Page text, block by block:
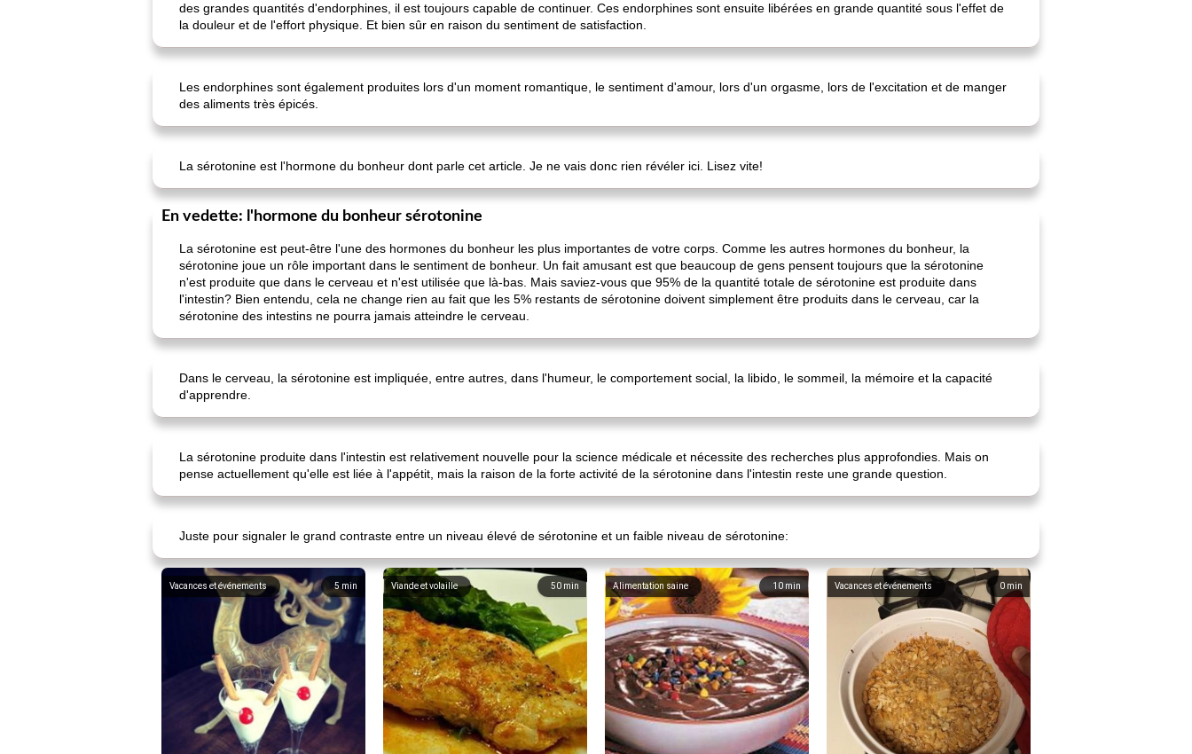
des grandes quantités d'endorphines, il est toujours capable de continuer. Ces endorphines sont ensuite libérées en grande quantité sous l'effet de
la douleur et de l'effort physique. Et bien sûr en raison du sentiment de satisfaction.
Les endorphines sont également produites lors d'un moment romantique, le sentiment d'amour, lors d'un orgasme, lors de l'excitation et de manger
des aliments très épicés.
La sérotonine est l'hormone du bonheur dont parle cet article. Je ne vais donc rien révéler ici. Lisez vite!
En vedette: l'hormone du bonheur sérotonine
La sérotonine est peut-être l'une des hormones du bonheur les plus importantes de votre corps. Comme les autres hormones du bonheur, la
sérotonine joue un rôle important dans le sentiment de bonheur. Un fait amusant est que beaucoup de gens pensent toujours que la sérotonine
n'est produite que dans le cerveau et n'est utilisée que là-bas. Mais saviez-vous que 95% de la quantité totale de sérotonine est produite dans
l'intestin? Bien entendu, cela ne change rien au fait que les 5% restants de sérotonine doivent simplement être produits dans le cerveau, car la
sérotonine des intestins ne pourra jamais atteindre le cerveau.
Dans le cerveau, la sérotonine est impliquée, entre autres, dans l'humeur, le comportement social, la libido, le sommeil, la mémoire et la capacité
d'apprendre.
La sérotonine produite dans l'intestin est relativement nouvelle pour la science médicale et nécessite des recherches plus approfondies. Mais on
pense actuellement qu'elle est liée à l'appétit, mais la raison de la forte activité de la sérotonine dans l'intestin reste une grande question.
Juste pour signaler le grand contraste entre un niveau élevé de sérotonine et un faible niveau de sérotonine:
5 min
Vacances et événements 50 min
Viande et volaille 10 min
Alimentation saine 0 min
Vacances et événements